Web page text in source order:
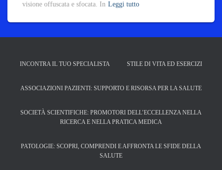
visione offuscata e sfocata. In Leggi tutto
INCONTRA IL TUO SPECIALISTA STILE DI VITA ED ESERCIZI
ASSOCIAZIONI PAZIENTI: SUPPORTO E RISORSA PER LA SALUTE
SOCIETÀ SCIENTIFICHE: PROMOTORI DELL’ECCELLENZA NELLA
RICERCA E NELLA PRATICA MEDICA
PATOLOGIE: SCOPRI, COMPRENDI E AFFRONTA LE SFIDE DELLA
SALUTE